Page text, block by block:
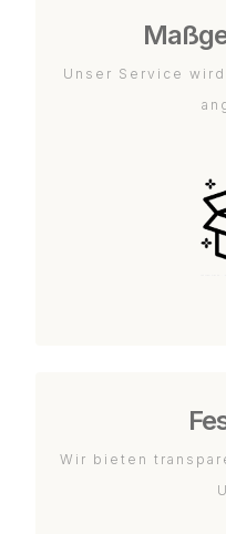
Unser Service
Wir bieten